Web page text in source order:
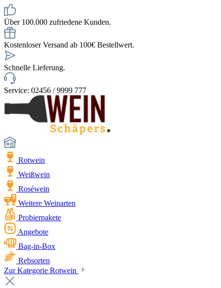
Über 100.000 zufriedene Kunden.
Kostenloser Versand ab 100€ Bestellwert.
Schnelle Lieferung.
Service: 02456 / 9999 777
Rotwein
Weißwein
Roséwein
Weitere Weinarten
Probierpakete
Angebote
Bag-in-Box
Rebsorten
Zur Kategorie Rotwein